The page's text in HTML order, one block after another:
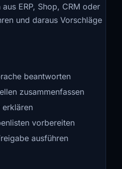
ERP, Shop, CRM oder
und daraus Vorschläge
beantworten
zusammenfassen
erklären
vorbereiten
ausführen